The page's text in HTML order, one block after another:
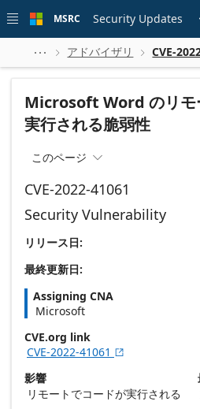
 main
MSRC Security Updates
  アドバイザリ  CVE-
Microsoft Word のリモ
実行される脆弱性
このページ 
CVE-2022-41061
Security Vulnerability
リリース日:
最終更新日:
Assigning CNA
Microsoft
CVE.org link
CVE-2022-41061 
影響
リモートでコードが実行される